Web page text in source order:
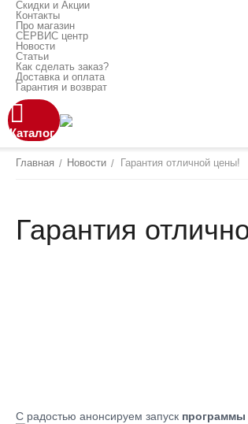
Скидки и Акции
Контакты
Про магазин
СЕРВИС центр
Новости
Статьи
Как сделать заказ?
Доставка и оплата
Гарантия и возврат
Каталог
Главная / Новости / Гарантия отличной цены!
Гарантия
С радостью анонсируем запуск программы